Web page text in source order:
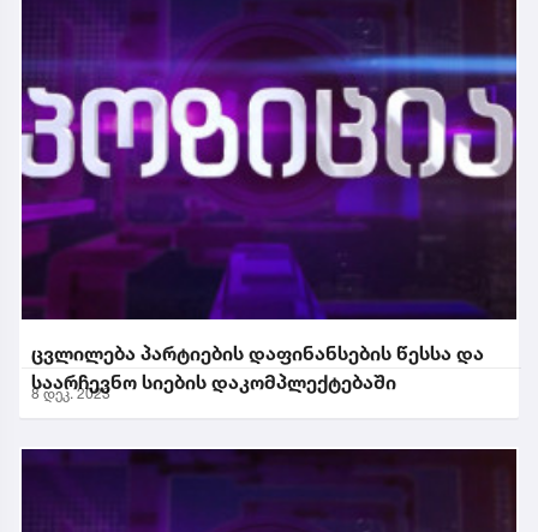
ცვლილება პარტიების დაფინანსების წესსა და
საარჩევნო სიების დაკომპლექტებაში
8 დეკ. 2023